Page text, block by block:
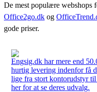
De mest populære webshops
Office2go.dk og
gode priser.
Engsig.dk har mere end
hurtig levering indenfor få
lige fra stort kontorudstyr
her for at se deres udvalg.